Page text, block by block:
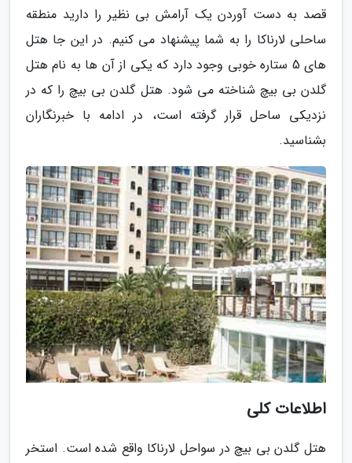
قصد به دست آوردن یک آرامش بی نظیر را دارید منطقه
ساحلی لارناکا را به شما پیشنهاد می کنیم. در این جا هتل
های 5 ستاره خوبی وجود دارد که یکی از آن ها به نام هتل
گلدن بی بیچ شناخته می شود. هتل گلدن بی بیچ را که در
نزدیکی ساحل قرار گرفته است، در ادامه با خبرنگاران
بشناسید.
اطلاعات کلی
هتل گلدن بی بیچ در سواحل لارناکا واقع شده است. استخر